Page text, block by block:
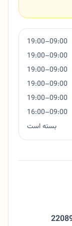
09:00–19:00
09:00–19:00
09:00–19:00
09:00–19:00
09:00–19:00
09:00–16:00
بسته است